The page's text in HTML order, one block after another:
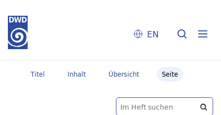
EN
Titel Inhalt Übersicht Seite